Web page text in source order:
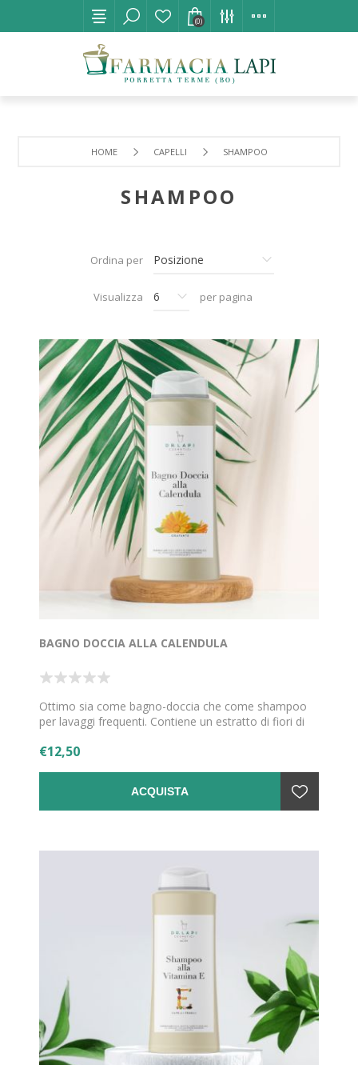
(0)
HOME CAPELLI SHAMPOO
SHAMPOO
Ordina per
Visualizza per pagina
BAGNO DOCCIA ALLA CALENDULA
Ottimo sia come bagno-doccia che come shampoo
per lavaggi frequenti. Contiene un estratto di fiori di
schiumogeni ma allo stesso tempo delicati.
€12,50
ACQUISTA